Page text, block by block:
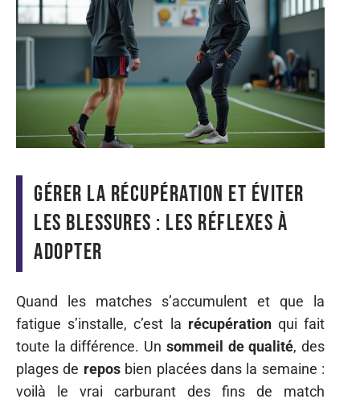
Gérer la récupération et éviter
les blessures : les réflexes à
adopter
Quand les matches s’accumulent et que la
fatigue s’installe, c’est la récupérationqui fait
toute la différence. Un sommeil de qualité, des
plages de reposbien placées dans la semaine :
voilà le vrai carburant des fins de match